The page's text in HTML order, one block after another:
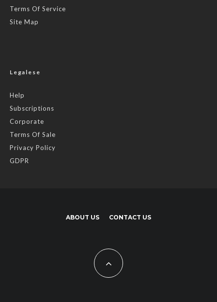
Terms Of Service
Site Map
Legalese
Help
Subscriptions
Corporate
Terms Of Sale
Privacy Policy
GDPR
ABOUT US CONTACT US